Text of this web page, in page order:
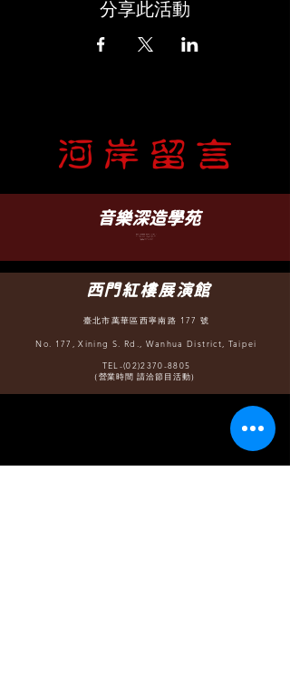
分享此活動
​音樂深造學苑
西門紅樓展演館
臺北市萬華區西寧南路 177 號
No. 177, Xining S. Rd., Wanhua District, Taipei
TEL-(02)2370-8805
（營業時間 請洽節目活動）